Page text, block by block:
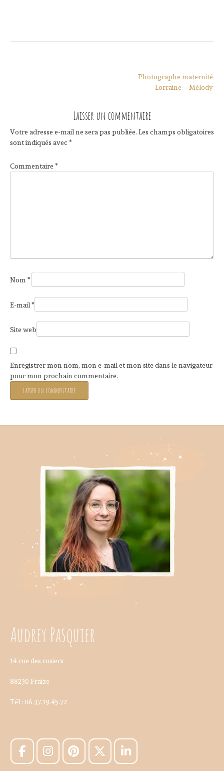
Photographe maternité
Lorraine – Mélody
Laisser un commentaire
Votre adresse e-mail ne sera pas publiée. Les champs obligatoires
sont indiqués avec *
Commentaire *
Nom*
E-mail *
Site web
Enregistrer mon nom, mon e-mail et mon site dans le navigateur
pour mon prochain commentaire.
Audrey Pasquier
14 rue des rosiers
88230 Fraize
Tél : 06.37.19.45.72